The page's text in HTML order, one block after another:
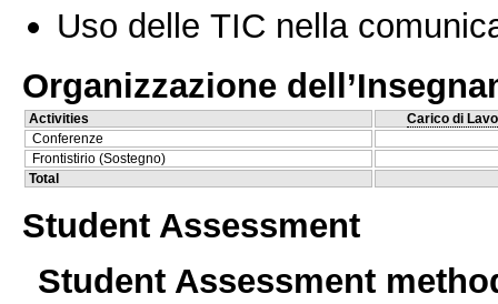
Uso delle TIC nella
Organizzazione
Activities
Carico di
Conferenze
Frontistirio (Sostegno)
Total
Student Assessment
Student Assessment